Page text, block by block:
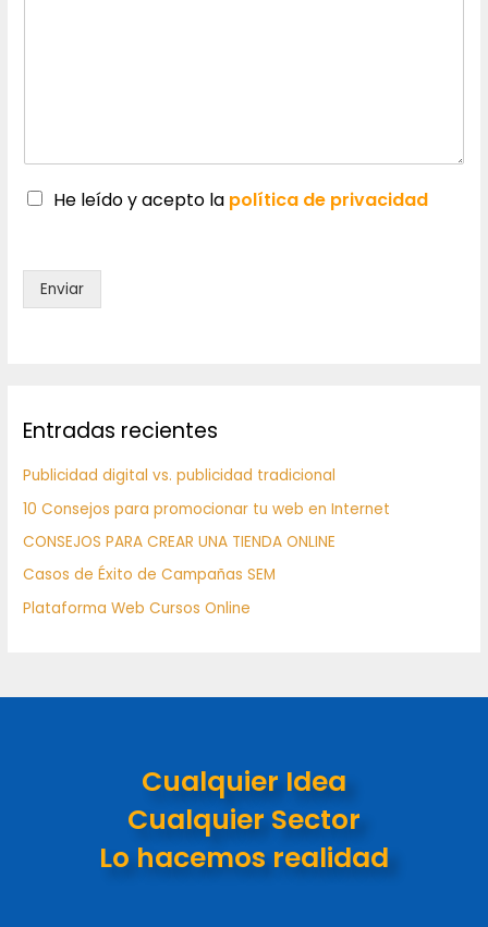
He leído y acepto la política de privacidad
Enviar
Entradas recientes
Publicidad digital vs. publicidad tradicional
10 Consejos para promocionar tu web en Internet
CONSEJOS PARA CREAR UNA TIENDA ONLINE
Casos de Éxito de Campañas SEM
Plataforma Web Cursos Online
Cualquier Idea
Cualquier Sector
Lo hacemos realidad